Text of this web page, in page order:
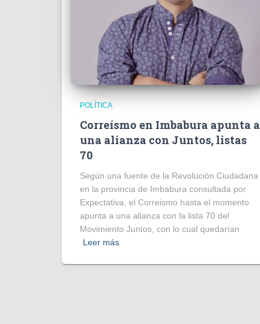
POLÍTICA
Correísmo en Imbabura apunta a
una alianza con Juntos, listas
70
Según una fuente de la Revolución Ciudadana
en la provincia de Imbabura consultada por
Expectativa, el Correismo hasta el momento
apunta a una alianza con la lista 70 del
Movimiento Juntos, con lo cual quedarían
Leer más